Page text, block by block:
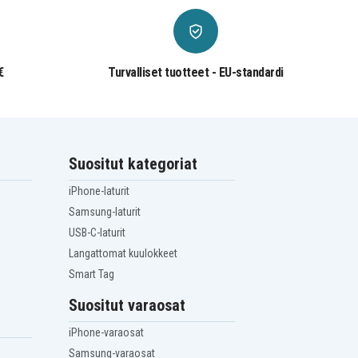
Turvalliset tuotteet - EU-standardi
Suositut kategoriat
iPhone-laturit
Samsung-laturit
USB-C-laturit
Langattomat kuulokkeet
Smart Tag
Suositut varaosat
iPhone-varaosat
Samsung-varaosat